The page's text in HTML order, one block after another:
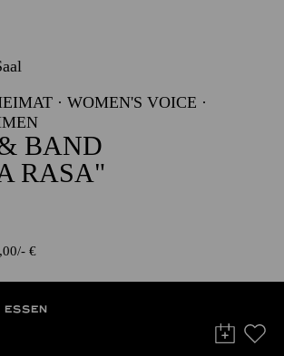
· WOMEN'S VOICE ·
BAND
RASA"
- €